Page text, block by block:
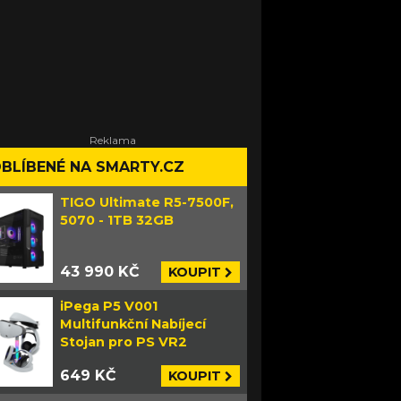
NA SMARTY.CZ
TIGO Ultimate R5-7500F,
5070 - 1TB 32GB
43 990 KČ KOUPIT
iPega P5 V001
Multifunkční Nabíjecí
Stojan pro PS VR2
649 KČ KOUPIT